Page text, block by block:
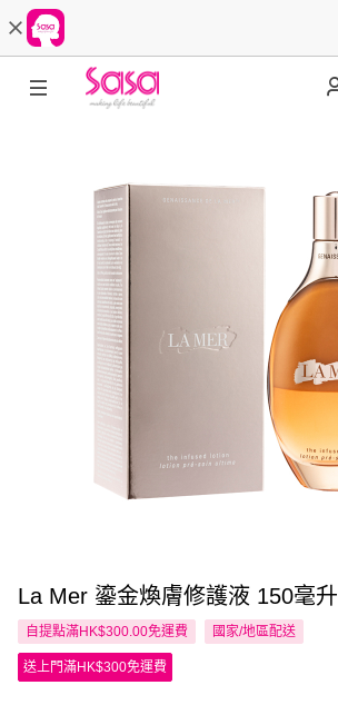
La Mer 鎏金煥膚修護液 150毫升
自提點滿HK$300.00免運費 國家/地區配送
送上門滿HK$300免運費